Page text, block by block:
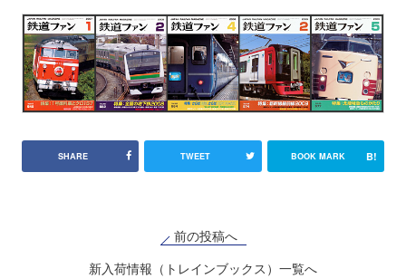
SHARE TWEET BOOK MARK B!
前の投稿へ
新入荷情報（トレインブックス）一覧へ